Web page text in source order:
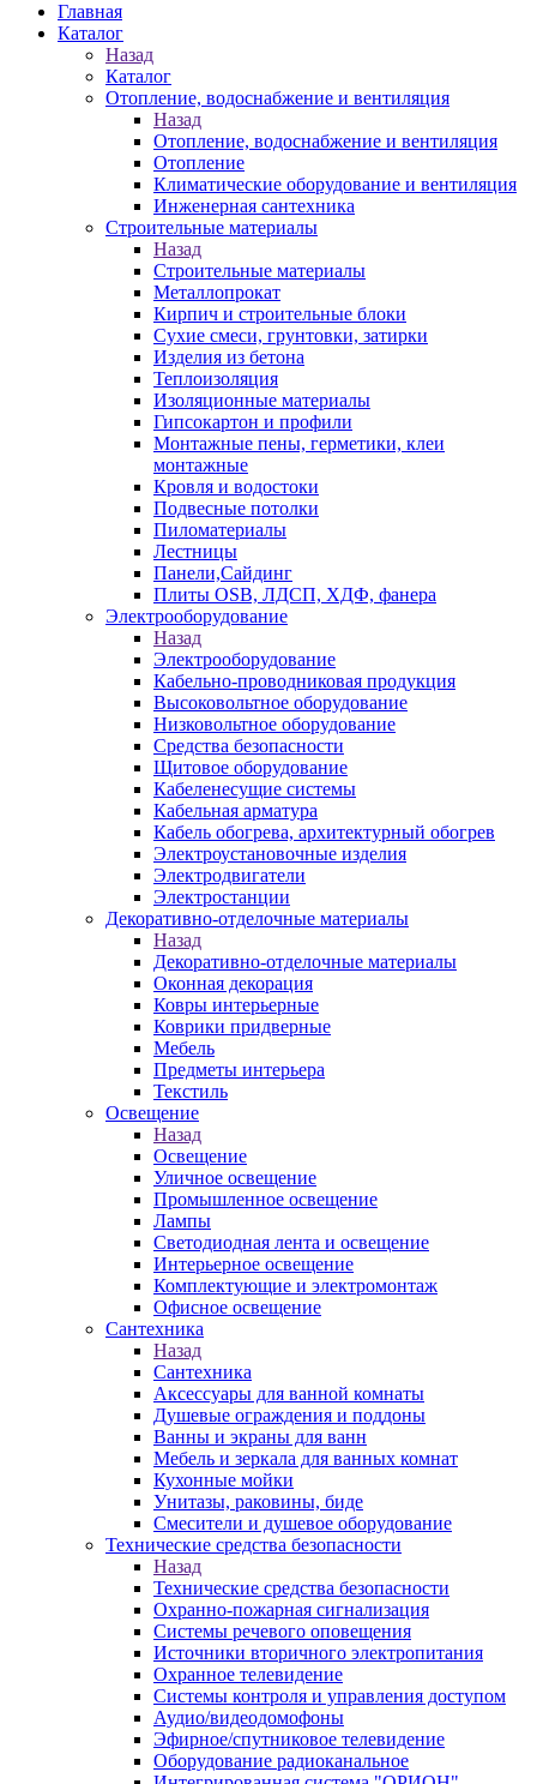
Главная
Каталог
Назад
Каталог
Отопление, водоснабжение и вентиляция
Назад
Отопление, водоснабжение и вентиляция
Отопление
Климатические оборудование и вентиляция
Инженерная сантехника
Строительные материалы
Назад
Строительные материалы
Металлопрокат
Кирпич и строительные блоки
Сухие смеси, грунтовки, затирки
Изделия из бетона
Теплоизоляция
Изоляционные материалы
Гипсокартон и профили
Монтажные пены, герметики, клеи
монтажные
Кровля и водостоки
Подвесные потолки
Пиломатериалы
Лестницы
Панели,Сайдинг
Плиты OSB, ЛДСП, ХДФ, фанера
Электрооборудование
Назад
Электрооборудование
Кабельно-проводниковая продукция
Высоковольтное оборудование
Низковольтное оборудование
Средства безопасности
Щитовое оборудование
Кабеленесущие системы
Кабельная арматура
Кабель обогрева, архитектурный обогрев
Электроустановочные изделия
Электродвигатели
Электростанции
Декоративно-отделочные материалы
Назад
Декоративно-отделочные материалы
Оконная декорация
Ковры интерьерные
Коврики придверные
Мебель
Предметы интерьера
Текстиль
Освещение
Назад
Освещение
Уличное освещение
Промышленное освещение
Лампы
Светодиодная лента и освещение
Интерьерное освещение
Комплектующие и электромонтаж
Офисное освещение
Сантехника
Назад
Сантехника
Аксессуары для ванной комнаты
Душевые ограждения и поддоны
Ванны и экраны для ванн
Мебель и зеркала для ванных комнат
Кухонные мойки
Унитазы, раковины, биде
Смесители и душевое оборудование
Технические средства безопасности
Назад
Технические средства безопасности
Охранно-пожарная сигнализация
Системы речевого оповещения
Источники вторичного электропитания
Охранное телевидение
Системы контроля и управления доступом
Аудио/видеодомофоны
Эфирное/спутниковое телевидение
Оборудование радиоканальное